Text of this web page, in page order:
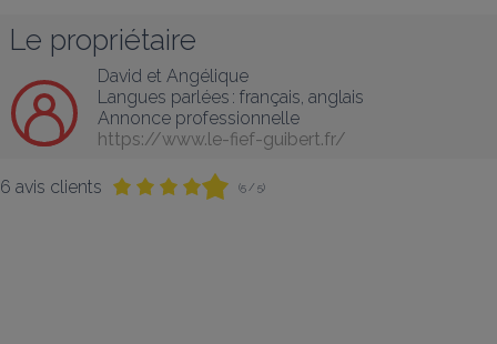
Le propriétaire
David et Angélique
Langues parlées : français anglais
Annonce professionnelle
https://www.le-fief-guibert.fr/
6 avis clients (5 / 5)